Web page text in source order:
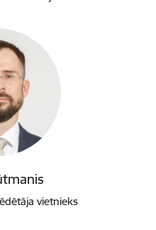
vietnieks